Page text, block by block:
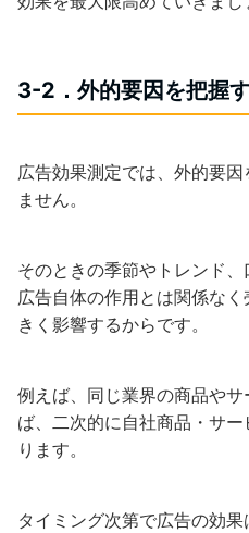
3-2．外的要因を把握
広告効果測定では、外的要
ません。
そのときの季節やトレンド、
広告自体の作用とは関係な
きく影響するからです。
例えば、同じ業界の商品や
ば、二次的に自社商品・サ
ります。
タイミング次第で広告の効果